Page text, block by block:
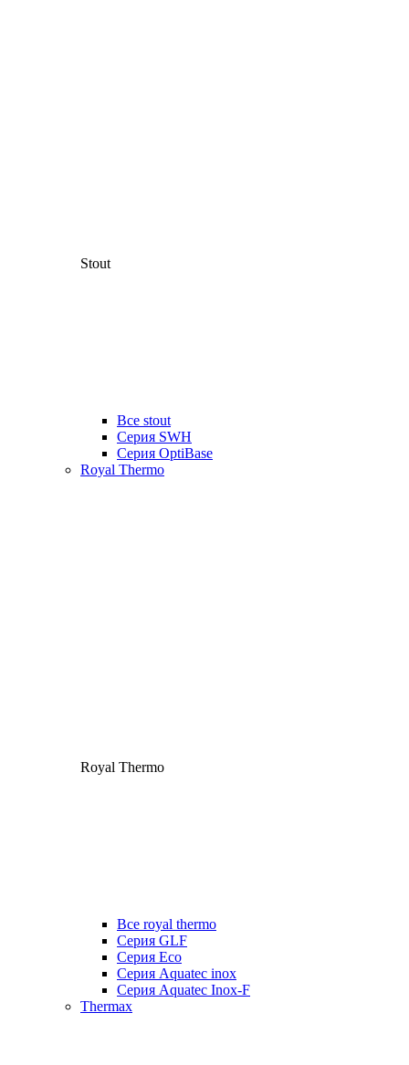
Stout
Все stout
Серия SWH
Cерия OptiBase
Royal Thermo
Royal Thermo
Все royal thermo
Серия GLF
Серия Eco
Серия Aquatec inox
Серия Aquatec Inox-F
Thermax